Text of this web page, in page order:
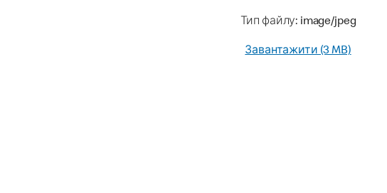
Тип файлу: image/jpeg
Завантажити (3 MB)